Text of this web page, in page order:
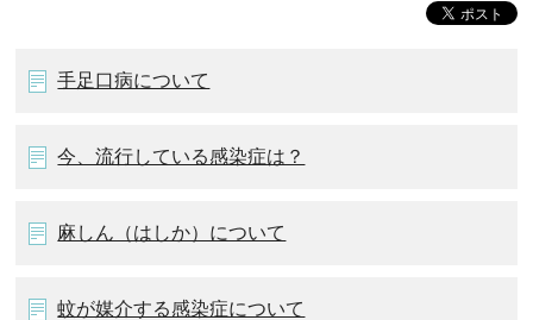
手足口病について
今、流行している感染症は？
麻しん（はしか）について
蚊が媒介する感染症について